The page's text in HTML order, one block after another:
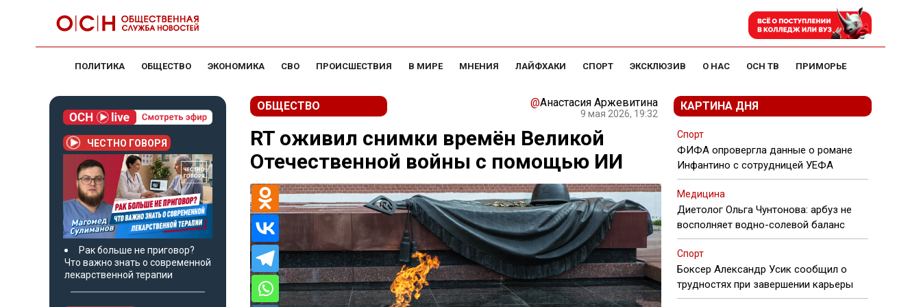
ПОЛИТИКА ОБЩЕСТВО ЭКОНОМИКА СВО ПРОИСШЕСТВИЯ В МИРЕ МНЕНИЯ ЛАЙФХАКИ СПОРТ ЭКСКЛЮЗИВ О НАС ОСН ТВ ПРИМОРЬЕ
ЧЕСТНО ГОВОРЯ
Рак больше не приговор?
Что важно знать о современной
лекарственной терапии
ОБЩЕСТВО @Анастасия Аржевитина
9 мая 2026, 19:32
RT оживил снимки времён Великой
Отечественной войны с помощью ИИ
КАРТИНА ДНЯ
Спорт
ФИФА опровергла данные о романе
Инфантино с сотрудницей УЕФА
Медицина
Диетолог Ольга Чунтонова: арбуз не
восполняет водно-солевой баланс
Спорт
Боксер Александр Усик сообщил о
трудностях при завершении карьеры